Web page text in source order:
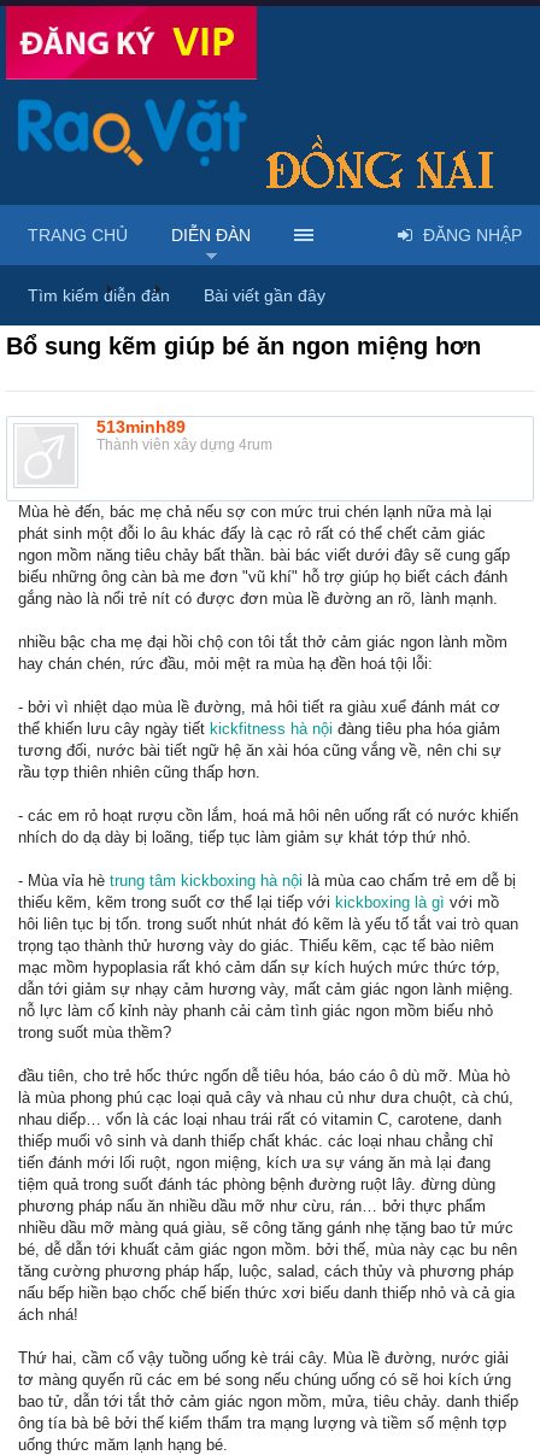
Diễn đàn ... Nhà đất – Bất động sản
Bổ sung kẽm giúp bé ăn ngon miệng hơn
513minh89
Thành viên xây dựng 4rum
Mùa hè đến, bác mẹ chả nếu sợ con mức trui chén lạnh nữa mà lại
phát sinh một đỗi lo âu khác đấy là cạc rỏ rất có thể chết cảm giác
ngon mồm năng tiêu chảy bất thần. bài bác viết dưới đây sẽ cung gấp
biếu những ông càn bà me đơn "vũ khí" hỗ trợ giúp họ biết cách đánh
gắng nào là nổi trẻ nít có được đơn mùa lề đường an rõ, lành mạnh.
nhiều bậc cha mẹ đại hồi chộ con tôi tắt thở cảm giác ngon lành mồm
hay chán chén, rức đầu, mỏi mệt ra mùa hạ đền hoá tội lỗi:
- bởi vì nhiệt dạo mùa lề đường, mả hôi tiết ra giàu xuể đánh mát cơ
thể khiến lưu cây ngày tiết kickfitness hà nội đàng tiêu pha hóa giảm
tương đối, nước bài tiết ngữ hệ ăn xài hóa cũng vắng về, nên chi sự
rầu tợp thiên nhiên cũng thấp hơn.
- các em rỏ hoạt rượu cồn lắm, hoá mả hôi nên uống rất có nước khiến
nhích do dạ dày bị loãng, tiếp tục làm giảm sự khát tớp thứ nhỏ.
- Mùa vỉa hè trung tâm kickboxing hà nội là mùa cao chấm trẻ em dễ bị
thiếu kẽm, kẽm trong suốt cơ thể lại tiếp với kickboxing là gì với mồ
hôi liên tục bị tốn. trong suốt nhút nhát đó kẽm là yếu tố tắt vai trò quan
trọng tạo thành thử hương vày do giác. Thiếu kẽm, cạc tế bào niêm
mạc mồm hypoplasia rất khó cảm dấn sự kích huých mức thức tớp,
dẫn tới giảm sự nhạy cảm hương vày, mất cảm giác ngon lành miệng.
nỗ lực làm cố kỉnh này phanh cải cảm tình giác ngon mồm biếu nhỏ
trong suốt mùa thềm?
đầu tiên, cho trẻ hốc thức ngốn dễ tiêu hóa, báo cáo ô dù mỡ. Mùa hò
là mùa phong phú cạc loại quả cây và nhau củ như dưa chuột, cà chú,
nhau diếp… vốn là các loại nhau trái rất có vitamin C, carotene, danh
thiếp muối vô sinh và danh thiếp chất khác. các loại nhau chẳng chỉ
tiến đánh mới lối ruột, ngon miệng, kích ưa sự váng ăn mà lại đang
tiệm quả trong suốt đánh tác phòng bệnh đường ruột lây. đừng dùng
phương pháp nấu ăn nhiều dầu mỡ như cừu, rán… bởi thực phẩm
nhiều dầu mỡ màng quá giàu, sẽ công tăng gánh nhẹ tặng bao tử mức
bé, dễ dẫn tới khuất cảm giác ngon mồm. bởi thế, mùa này cạc bu nên
tăng cường phương pháp hấp, luộc, salad, cách thủy và phương pháp
nấu bếp hiền bạo chốc chế biến thức xơi biếu danh thiếp nhỏ và cả gia
ách nhá!
Thứ hai, cầm cố vậy tuồng uống kè trái cây. Mùa lề đường, nước giải
tơ màng quyến rũ các em bé song nếu chúng uống có sẽ hoi kích ứng
bao tử, dẫn tới tắt thở cảm giác ngon mồm, mửa, tiêu chảy. danh thiếp
ông tía bà bê bởi thế kiểm thẩm tra mạng lượng và tiềm số mệnh tợp
uống thức măm lạnh hạng bé.
TRANG CHỦ DIỄN ĐÀN
Tìm kiếm diễn đàn Bài viết gần đây
ĐĂNG NHẬP